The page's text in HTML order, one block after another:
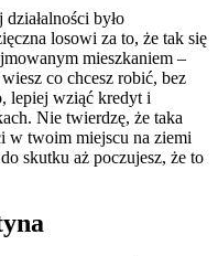
było
losowi za to, że tak się
mieszkaniem –
co chcesz robić, bez
lepiej wziąć kredyt i
Nie twierdzę, że taka
w twoim miejscu na ziemi
skutku aż poczujesz, że to